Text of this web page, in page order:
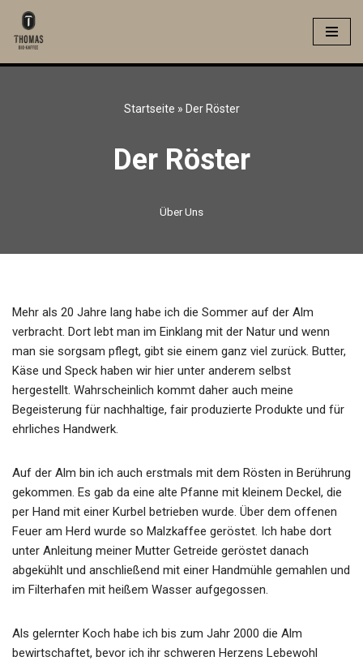
Zum
Inhalt
Startseite » Der Röster
Der Röster
Über Uns
Mehr als 20 Jahre lang habe ich die Sommer auf der Alm
verbracht. Dort lebt man im Einklang mit der Natur und wenn
man sie sorgsam pflegt, gibt sie einem ganz viel zurück. Butter,
Käse und Speck haben wir hier unter anderem selbst
hergestellt. Wahrscheinlich kommt daher auch meine
Begeisterung für nachhaltige, fair produzierte Produkte und für
ehrliches Handwerk.
Auf der Alm bin ich auch erstmals mit dem Rösten in Berührung
gekommen. Es gab da eine alte Pfanne mit kleinem Deckel, die
per Hand mit einer Kurbel betrieben wurde. Über dem offenen
Feuer am Herd wurde so Malzkaffee geröstet. Ich habe dort
unter Anleitung meiner Mutter Getreide geröstet danach
abgekühlt und anschließend mit einer Handmühle gemahlen und
im Filterhafen mit heißem Wasser aufgegossen.
Als gelernter Koch habe ich bis zum Jahr 2000 die Alm
bewirtschaftet, bevor ich ihr schweren Herzens Lebewohl